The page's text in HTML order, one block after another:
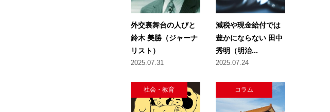
外交裏舞台の人びと
鈴木 美勝（ジャーナ
リスト）
2025.07.31
減税や現金給付では
豊かにならない 田中
秀明（明治...
2025.07.24
社会・教育 コラム